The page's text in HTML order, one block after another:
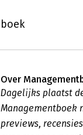
Over
Dagelijks plaatst
Managementboek
previews,